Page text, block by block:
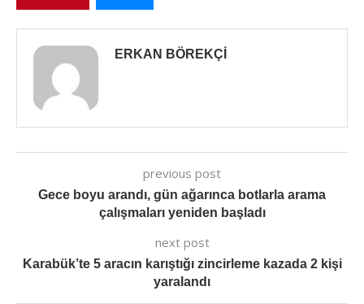
ERKAN BÖREKÇI
previous post
Gece boyu arandı, gün ağarınca botlarla arama
çalışmaları yeniden başladı
next post
Karabük’te 5 aracın karıştığı zincirleme kazada 2 kişi
yaralandı